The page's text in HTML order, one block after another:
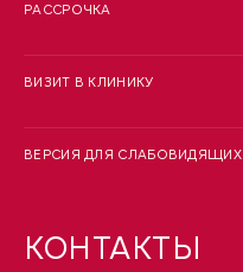
РАССРОЧКА
ВИЗИТ В КЛИНИКУ
ВЕРСИЯ ДЛЯ СЛАБОВИДЯЩИХ
КОНТАКТЫ